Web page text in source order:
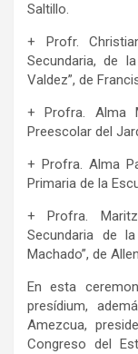
Saltillo.
+ Profr.
Secundaria, de
Valdez”, de
+ Profra. Alma
Preescolar del
+ Profra. Alma
Primaria de la
+ Profra.
Secundaria de
Machado”, de
En esta
presídium,
Amezcua,
Congreso del